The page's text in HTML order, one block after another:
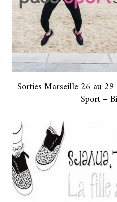
Sorties Marseille 26 au
Sport –